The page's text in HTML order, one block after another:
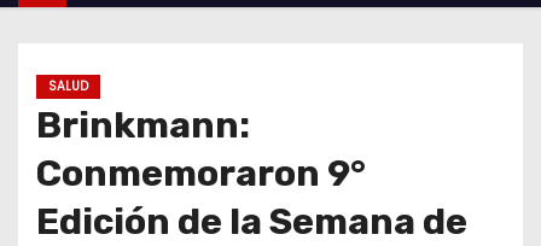
o
SALUD
Brinkmann:
Conmemoraron 9°
Edición de la Semana de